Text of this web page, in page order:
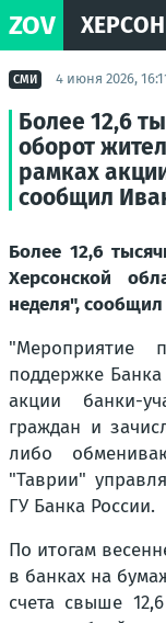
ZOV ХЕРСОН
СМИ 4 июня 2026,
Более 12,6
оборот
рамках
сообщил
Более 12,6
Херсонской
неделя",
"Мероприятие
поддержке
акции банки-
граждан и
либо
"Таврии"
ГУ Банка России.
По итогам
в банках на
счета свыше